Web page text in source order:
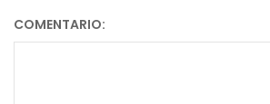
COMENTARIO: